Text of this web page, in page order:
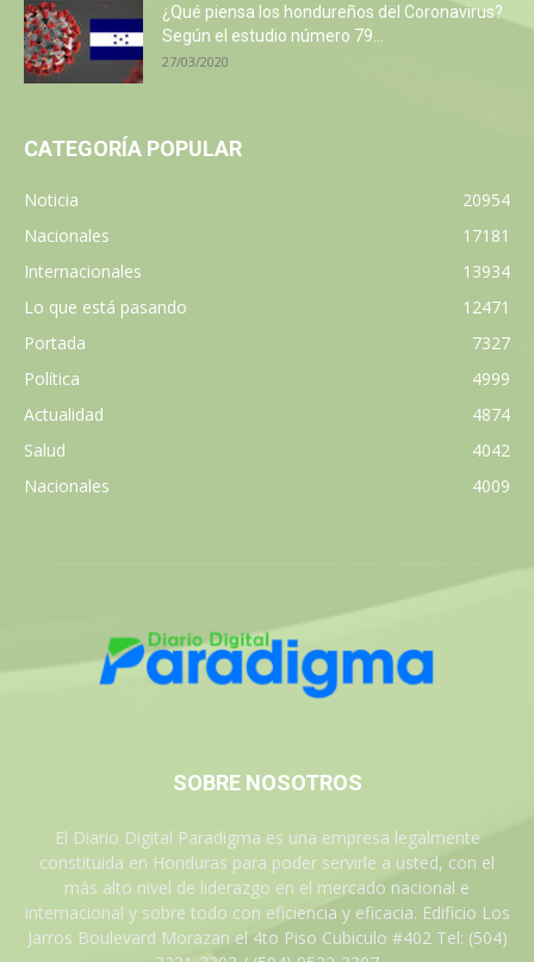
¿Qué piensa los hondureños del Coronavirus?
Según el estudio número 79...
27/03/2020
CATEGORÍA POPULAR
Noticia
20954
Nacionales
17181
Internacionales
13934
Lo que está pasando
12471
Portada
7327
Política
4999
Actualidad
4874
Salud
4042
Nacionales
4009
SOBRE NOSOTROS
El Diario Digital Paradigma es una empresa legalmente
constituida en Honduras para poder servirle a usted, con el
más alto nivel de liderazgo en el mercado nacional e
internacional y sobre todo con eficiencia y eficacia. Edificio Los
Jarros Boulevard Morazan el 4to Piso Cubiculo #402 Tel: (504)